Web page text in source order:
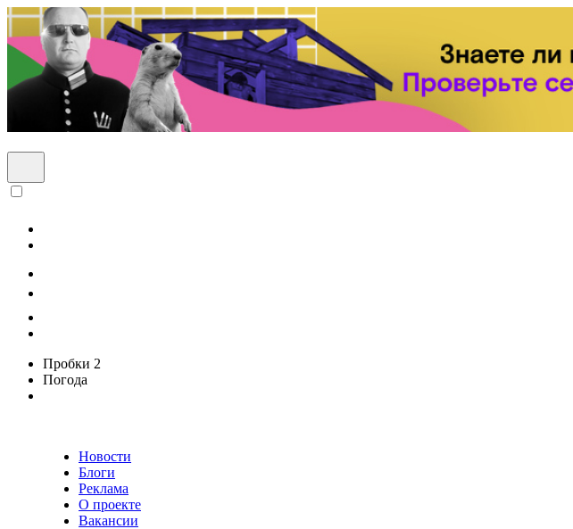
Пробки 2
Погода
Новости
Блоги
Реклама
О проекте
Вакансии